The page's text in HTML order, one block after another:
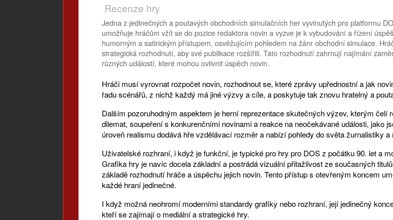
Recenze hry
Jedna z jedinečných a poutavých obchodních simulačních her vyvinutých pro platformu
umožňuje hráčům vžít se do pozice redaktora novin a vyzve je k vybudování a řízení
humorným a satirickým přístupem, osvěžujícím pohledem na žánr obchodní simulace.
strategická rozhodnutí, aby své publikace rozšířili. Tato rozhodnutí zahrnují najímání
různých událostí, které mohou ovlivnit úspěch novin.
Hráči musí vyrovnat rozpočet novin, rozhodnout se, které zprávy upřednostní a jak
řadu scénářů, z nichž každý má jiné výzvy a cíle, a poskytuje tak znovu hratelný a
Dalším pozoruhodným aspektem je herní reprezentace skutečných výzev, kterým čelí
dilemat, soupeření s konkurenčními novinami a reakce na neočekávané události, jako
úroveň realismu dodává hře vzdělávací rozměr a nabízí pohledy do světa žurnalistiky a
Uživatelské rozhraní, i když je funkční, je typické pro hry pro DOS z počátku 90. let a
Grafika hry je navíc docela základní a postrádá vizuální přitažlivost ze současných
základě rozhodnutí hráče a úspěchu jejich novin. Tento přístup s otevřeným koncem
každé hraní jedinečné.
I když možná neohromí moderními standardy grafiky nebo rozhraní, její jedinečný
kteří se zajímají o mediální a strategické hry.